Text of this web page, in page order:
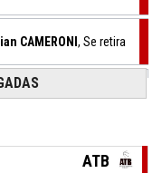
CAMERONI , Se retira
, Falta personal
ATB